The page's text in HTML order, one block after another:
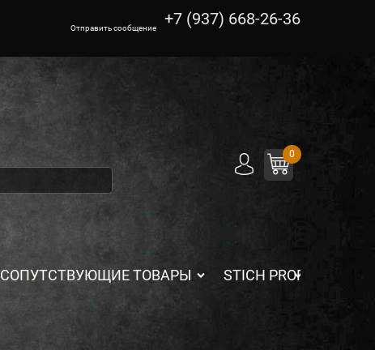
Отправить сообщение +7 (937) 668-26-36
0
СОПУТСТВУЮЩИЕ ТОВАРЫ STICH PROFI